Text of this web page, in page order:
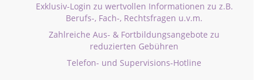
Exklusiv-Login zu wertvollen Informationen zu z.B.
Berufs-, Fach-, Rechtsfragen u.v.m.
Zahlreiche Aus- & Fortbildungsangebote zu
reduzierten Gebühren
Telefon- und Supervisions-Hotline